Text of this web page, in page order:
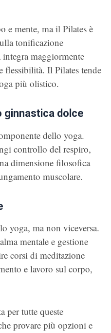
e mente, ma il Pilates è
tonificazione
maggiormente
flessibilità. Il Pilates tende
più olistico.
ginnastica dolce
dello yoga.
controllo del respiro,
dimensione filosofica
muscolare.
yoga, ma non viceversa.
mentale e gestione
corsi di meditazione
e lavoro sul corpo,
per tutte queste
provare più opzioni e